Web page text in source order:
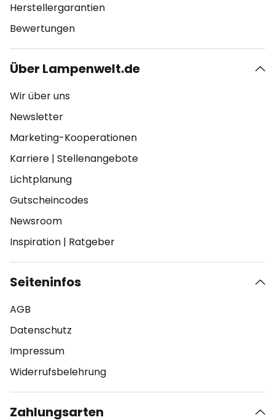
Herstellergarantien
Bewertungen
Über Lampenwelt.de
Wir über uns
Newsletter
Marketing-Kooperationen
Karriere | Stellenangebote
Lichtplanung
Gutscheincodes
Newsroom
Inspiration | Ratgeber
Seiteninfos
AGB
Datenschutz
Impressum
Widerrufsbelehrung
Zahlungsarten